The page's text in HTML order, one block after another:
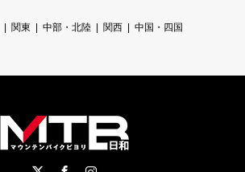
関東 中部・北陸 関西
中国・四国